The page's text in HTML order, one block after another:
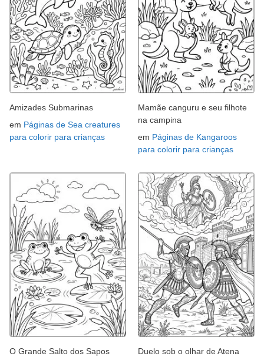
Amizades Submarinas
em Páginas de Sea creatures
para colorir para crianças
Mamãe canguru e seu filhote
na campina
em Páginas de Kangaroos
para colorir para crianças
O Grande Salto dos Sapos
Duelo sob o olhar de Atena